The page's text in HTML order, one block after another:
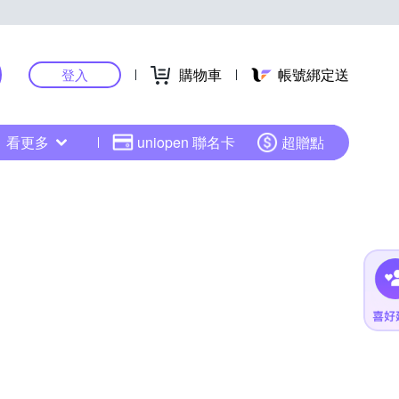
登入 購物車 帳號綁定送
看更多 uniopen 聯名卡 超贈點